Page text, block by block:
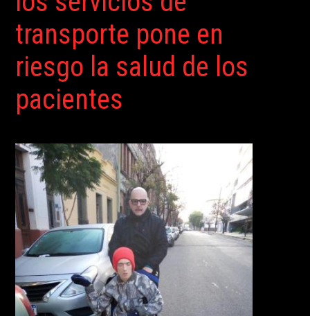
transporte pone en
riesgo la salud de los
pacientes